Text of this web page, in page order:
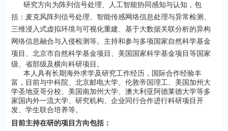
研究方向为阵列信号处理、人工智能协同感知与认知，包
括：麦克风阵列信号处理、智能传感网络信息处理与异常检测、
三维浸入式虚拟环境与可视化重建、基于大数据关联分析的异构
网络信息融合与入侵检测等。
主持和参与多项国家自然科学基金
项目、 北京市自然科学基金项目 、美国国家科学基金项目等国家
级、省部级及横向科研项目。
本人具有长期海外求学及研究工作经历，国际合作经验丰
富， 目前与中科院、北京邮电大学、伦敦帝国理工、 美国加州大
学圣地亚哥分校、美国南加州大学、澳大利亚阿德莱德大学等多
家国内外一流大学、研究机构、企业同行合作进行科研项目开
发、学生联合培养等。
目前主持在研的项目方向包括：